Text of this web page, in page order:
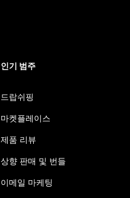
인기 범주
드랍쉬핑
마켓플레이스
제품 리뷰
상향 판매 및 번들
이메일 마케팅